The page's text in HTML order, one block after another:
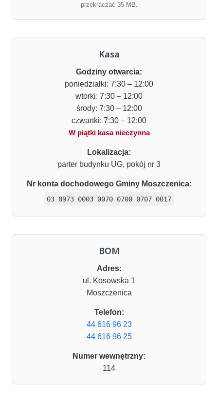
przekraczać 35 MB.
Kasa
Godziny otwarcia:
poniedziałki: 7:30 – 12:00
wtorki: 7:30 – 12:00
środy: 7:30 – 12:00
czwartki: 7:30 – 12:00
W piątki kasa nieczynna
Lokalizacja:
parter budynku UG, pokój nr 3
Nr konta dochodowego Gminy Moszczenica:
03 8973 0003 0070 0700 0707 0017
BOM
Adres:
ul. Kosowska 1
Moszczenica
Telefon:
44 616 96 23
44 616 96 25
Numer wewnętrzny:
114